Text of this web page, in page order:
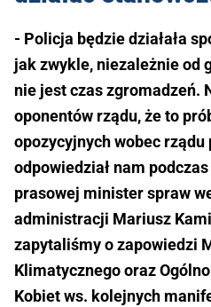
- Policja będzie działała
jak zwykle, niezależnie od
nie jest czas zgromadzeń.
oponentów rządu, że to
opozycyjnych wobec rządu
odpowiedział nam
prasowej minister spraw
administracji Mariusz
zapytaliśmy o zapowiedzi
Klimatycznego oraz
Kobiet ws. kolejnych